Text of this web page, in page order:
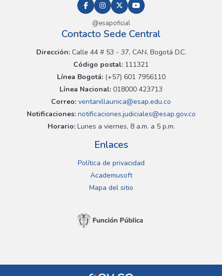
@esapoficial
Contacto Sede Central
Dirección:Calle 44 # 53 - 37, CAN, Bogotá D.C.
Código postal: 111321
Línea Bogotá:(+57) 601 7956110
Línea Nacional: 018000 423713
Correo: ventanillaunica@esap.edu.co
Notificaciones:notificaciones.judiciales@esap.gov.co
Horario:Lunes a viernes, 8 a.m. a 5 p.m.
Enlaces
Política de privacidad
Academusoft
Mapa del sitio